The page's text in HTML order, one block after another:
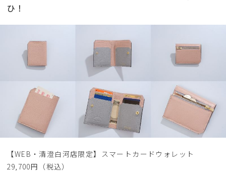
ひ！
【WEB・清澄白河店限定】スマートカードウォレット
29,700円（税込）